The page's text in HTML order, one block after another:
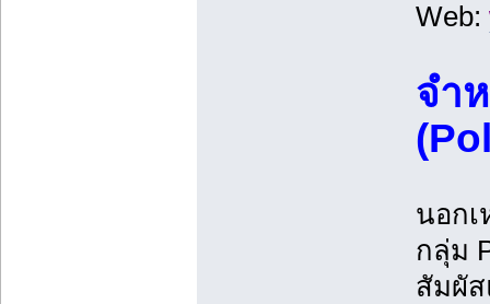
Web:
จำ
นอก
กลุ่ม
สัมผั